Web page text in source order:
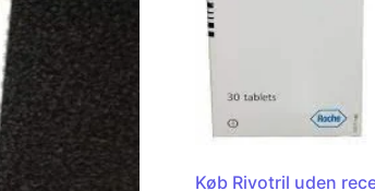
Køb Rivotril uden